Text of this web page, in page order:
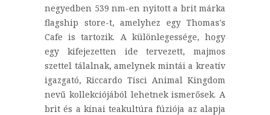
negyedben 539 nm-en nyitott a brit márka
flagship store-t, amelyhez egy Thomas's
Cafe is tartozik. A különlegessége, hogy
egy kifejezetten ide tervezett, majmos
szettel tálalnak, amelynek mintái a kreatív
igazgató, Riccardo Tisci Animal Kingdom
nevű kollekciójából lehetnek ismerősek. A
brit és a kínai teakultúra fúziója az alapja